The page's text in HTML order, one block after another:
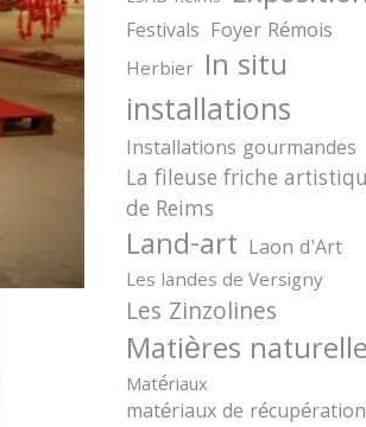
Festivals Foyer Rémois
Herbier In situ
installations
Installations gourmandes
La fileuse friche
de Reims
Land-art Laon d'Art
Les landes de Versigny
Les Zinzolines
Matières
Matériaux
matériaux de récupération